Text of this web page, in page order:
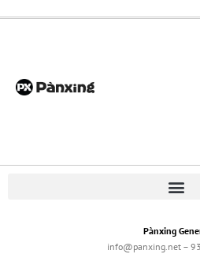
Pànxing
info@panxing.net –